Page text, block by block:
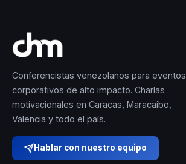
Conferencistas venezolanos para eventos
corporativos de alto impacto. Charlas
motivacionales en Caracas, Maracaibo,
Valencia y todo el país.
Hablar con nuestro equipo